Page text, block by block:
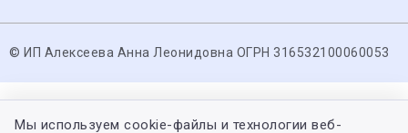
© ИП Алексеева Анна Леонидовна ОГРН 316532100060053
Мы используем cookie-файлы и технологии веб-